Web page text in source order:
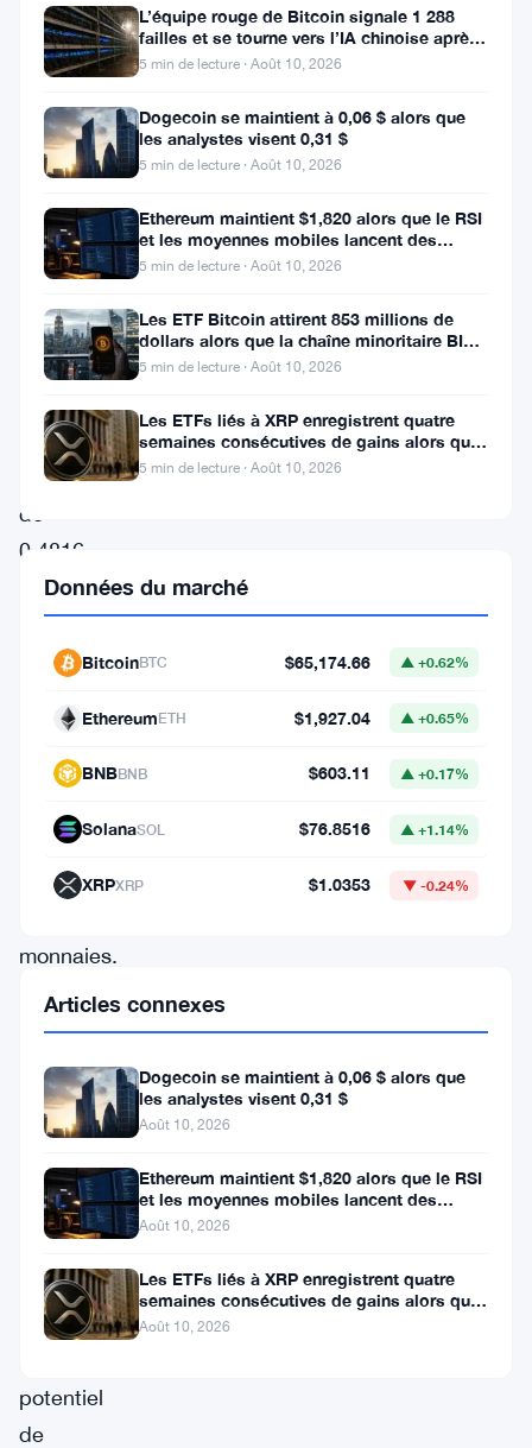
Capital
(RDNT)
connu
une
hausse
impressionnante
36,62%
aujourd’hui,
prix
de
0,4816
suscitant
significatif
dans
communauté
des
monnaies.
Examinons
plus
près
projet
prometteur,
équipe
potentiel
de
L’équipe rouge de Bitcoin signale 1 288
failles et se tourne vers l’IA chinoise après
le verrouillage d’OpenAI
5 min de lecture · Août 10, 2026
Dogecoin se maintient à 0,06 $ alors que
les analystes visent 0,31 $
5 min de lecture · Août 10, 2026
Ethereum maintient $1,820 alors que le RSI
et les moyennes mobiles lancent des
signaux d’avertissement
5 min de lecture · Août 10, 2026
Les ETF Bitcoin attirent 853 millions de
dollars alors que la chaîne minoritaire BIP-
110 meurt après deux
5 min de lecture · Août 10, 2026
Les ETFs liés à XRP enregistrent quatre
semaines consécutives de gains alors que
le prix teste le support à 1
5 min de lecture · Août 10, 2026
Données du marché
BitcoinBTC $65,174.66 ▲ +0.62%
EthereumETH $1,927.04 ▲ +0.65%
BNBBNB $603.11 ▲ +0.17%
SolanaSOL $76.8516 ▲ +1.14%
XRPXRP $1.0353 ▼ -0.24%
Articles connexes
Dogecoin se maintient à 0,06 $ alors que
les analystes visent 0,31 $
Août 10, 2026
Ethereum maintient $1,820 alors que le RSI
et les moyennes mobiles lancent des
signaux d’avertissement
Août 10, 2026
Les ETFs liés à XRP enregistrent quatre
semaines consécutives de gains alors que
le prix teste le support à 1
Août 10, 2026